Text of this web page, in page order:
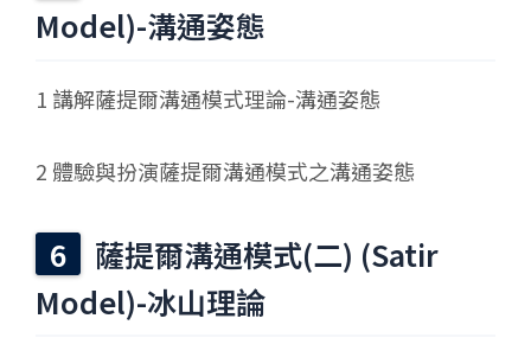
Model)-溝通姿態
1 講解薩提爾溝通模式理論-溝通姿態
2 體驗與扮演薩提爾溝通模式之溝通姿態
薩提爾溝通模式(二) (Satir
Model)-冰山理論